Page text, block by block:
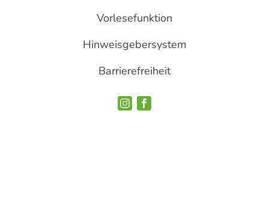
Vorlesefunktion
Hinweisgebersystem
Barrierefreiheit